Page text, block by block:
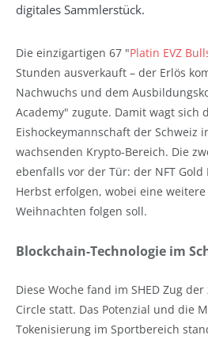
digitales Sammlerstück.
Die einzigartigen 67 "Platin EVZ
Stunden ausverkauft – der Erlös
Nachwuchs und dem
Academy" zugute. Damit wagt sich
Eishockeymannschaft der Schweiz
wachsenden Krypto-Bereich. Die
ebenfalls vor der Tür: der NFT
Herbst erfolgen, wobei eine
Weihnachten folgen soll.
Blockchain-Technologie im
Diese Woche fand im SHED Zug der
Circle statt. Das Potenzial und die
Tokenisierung im Sportbereich